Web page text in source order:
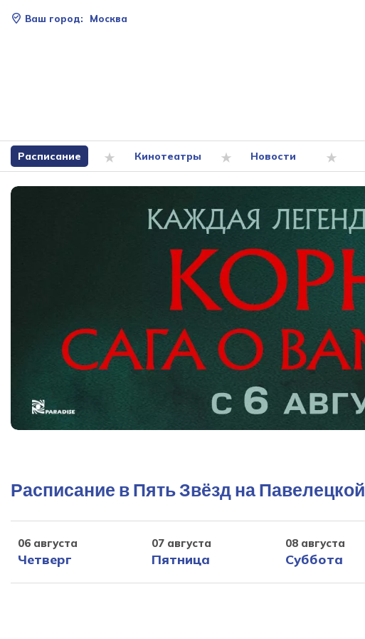
Ваш город: Москва
Расписание Кинотеатры Новости
Расписание в Пять Звёзд на Павелецкой
06 августа
Четверг
07 августа
Пятница
08 августа
Суббота